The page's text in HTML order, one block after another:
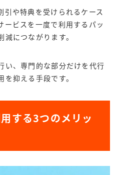
引や特典を受けられるケース
ービスを一度で利用するパッ
につながります。
い、専門的な部分だけを代行
抑える手段です。
する3つのメリッ